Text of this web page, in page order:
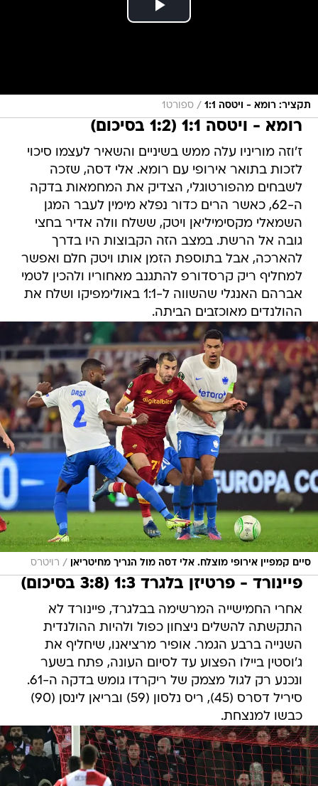
תקציר: רומא - ויטסה 1:1 / ספורט1
רומא - ויטסה 1:1 (1:2 בסיכום)
ז'וזה מוריניו עלה ממש בשיניים והשאיר לעצמו סיכוי
לזכות בתואר אירופי עם רומא. אלי דסה, שזכה
לשבחים מהפורטוגלי, הצדיק את המחמאות בדקה
ה-62, כאשר הרים כדור נפלא מימין לעבר המגן
השמאלי מקסימיליאן ויטק, ששלח וולה אדיר בחצי
גובה אל הרשת. במצב הזה הקבוצות היו בדרך
להארכה, אבל בתוספת הזמן אותו ויטק חלם ואפשר
למחליף ריק קרסדורפ להתגנב מאחוריו ולהכין לטמי
אברהם האנגלי שהשווה ל-1:1 באולימפיקו ושלח את
ההולנדים מאוכזבים הביתה.
סיים קמפיין אירופי מוצלח. אלי דסה מול הנריך מחיטריאן / רויטרס
פיינורד - פרטיזן בלגרד 1:3 (3:8 בסיכום)
אחרי החמישייה המרשימה בבלגרד, פיינורד לא
התקשתה להשלים ניצחון כפול ולהיות ההולנדית
השנייה ברבע הגמר. אופיר מרציאנו, שיחליף את
ג'וסטין ביילו הפצוע עד לסיום העונה, פתח בשער
ונכנע רק לגול מצמק של ריקרדו גומש בדקה ה-61.
סיריל דסרס (45), ריס נלסון (59) ובריאן לינסן (90)
כבשו למנצחת.